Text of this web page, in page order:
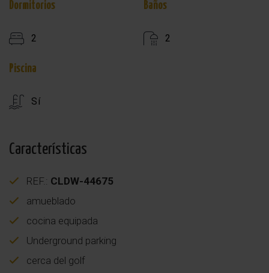
Dormitorios
2
Baños
2
Piscina
Sí
Características
REF.: CLDW-44675
amueblado
cocina equipada
Underground parking
cerca del golf